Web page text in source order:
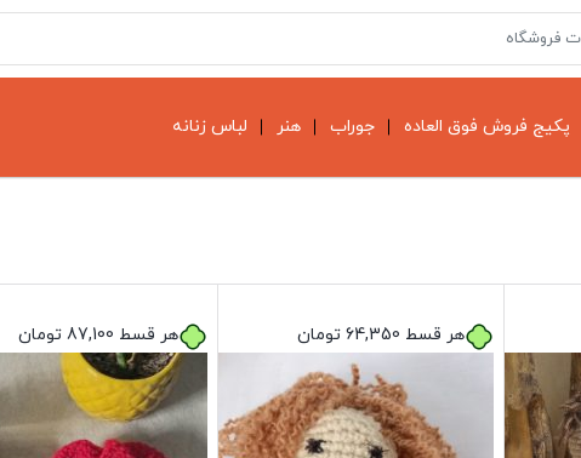
پکیج فروش فوق العاده جوراب هنر لباس زنانه
هر قسط 64,350 تومان هر قسط 87,100 تومان